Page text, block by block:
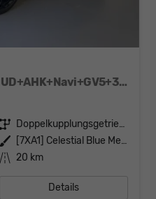
NEU R-Line 150PS eTSI HUD+AHK+Navi+GV5+360°+IQ.Light+Parklenk+eHeck+BlackStyle
Getriebe
Doppelkupplungsgetriebe (DSG)
Außenfarbe
[7XA1] Celestial Blue Metallic / Dach Schwarz
Kilometerstand 20 km
Details